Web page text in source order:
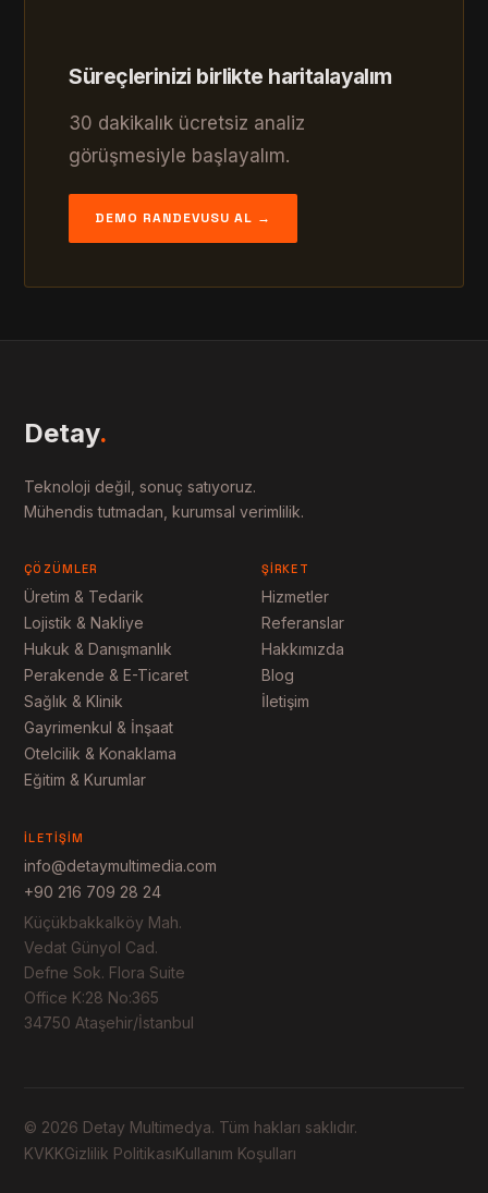
Süreçlerinizi birlikte haritalayalım
30 dakikalık ücretsiz analiz
görüşmesiyle başlayalım.
DEMO RANDEVUSU AL →
Detay.
Teknoloji değil, sonuç satıyoruz.
Mühendis tutmadan, kurumsal verimlilik.
ÇÖZÜMLER
Üretim & Tedarik
Lojistik & Nakliye
Hukuk & Danışmanlık
Perakende & E-Ticaret
Sağlık & Klinik
Gayrimenkul & İnşaat
Otelcilik & Konaklama
Eğitim & Kurumlar
ŞIRKET
Hizmetler
Referanslar
Hakkımızda
Blog
İletişim
İLETIŞIM
info@detaymultimedia.com
+90 216 709 28 24
Küçükbakkalköy Mah.
Vedat Günyol Cad.
Defne Sok. Flora Suite
Office K:28 No:365
34750 Ataşehir/İstanbul
© 2026 Detay Multimedya. Tüm hakları saklıdır.
KVKKGizlilik PolitikasıKullanım Koşulları